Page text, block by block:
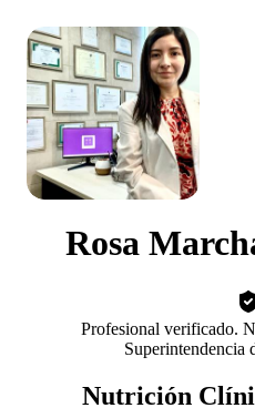
Rosa
Profesional verificado.
Superintendencia
Nutrición